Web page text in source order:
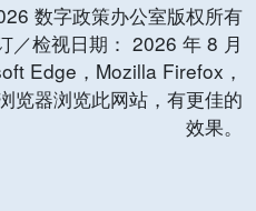
数字政策办公室版权所有
／检视日期： 2026 年 8 月
Edge，Mozilla Firefox，
览器浏览此网站，有更佳的
效果。